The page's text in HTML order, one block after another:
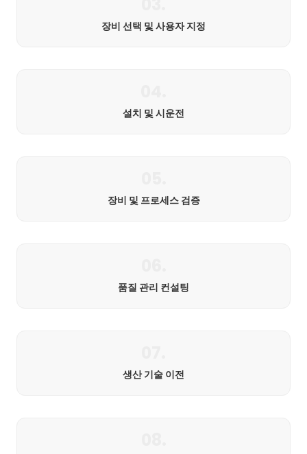
장비 선택 및 사용자 지정
설치 및 시운전
장비 및 프로세스 검증
품질 관리 컨설팅
생산 기술 이전